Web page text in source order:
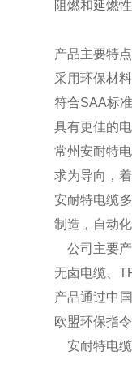
阻燃和延燃
产品主要特点
采用环保材
符合SAA标
具有更佳的
常州安耐特
求为导向，
安耐特电缆
制造，自动
公司主要产
无卤电缆、
产品通过中
欧盟环保指
安耐特电缆